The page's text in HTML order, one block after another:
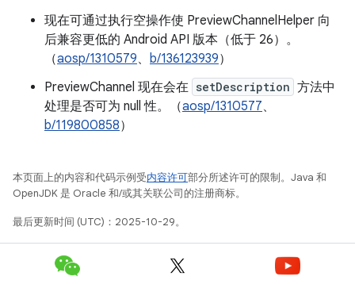
现在可通过执行空操作使 PreviewChannelHelper 向
后兼容更低的 Android API 版本（低于 26）。
（aosp/1310579、 b/136123939）
PreviewChannel 现在会在 setDescription 方法中
处理是否可为 null 性。（aosp/1310577、
b/119800858）
本页面上的内容和代码示例受内容许可部分所述许可的限制。Java 和
OpenJDK 是 Oracle 和/或其关联公司的注册商标。
最后更新时间 (UTC)：2025-10-29。